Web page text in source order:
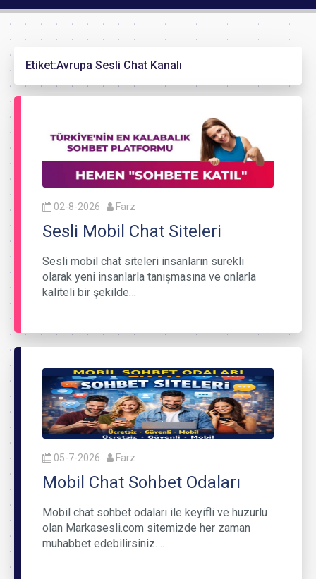
Etiket:Avrupa Sesli Chat Kanalı
02-8-2026 Farz
Sesli Mobil Chat Siteleri
Sesli mobil chat siteleri insanların sürekli
olarak yeni insanlarla tanışmasına ve onlarla
kaliteli bir şekilde…
05-7-2026 Farz
Mobil Chat Sohbet Odaları
Mobil chat sohbet odaları ile keyifli ve huzurlu
olan Markasesli.com sitemizde her zaman
muhabbet edebilirsiniz….